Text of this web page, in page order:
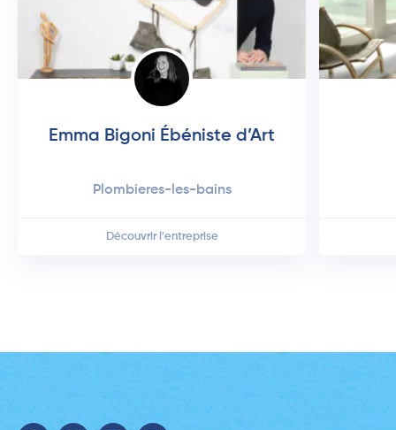
Emma Bigoni Ébéniste d’Art
plombieres-les-bains
Découvrir l'entreprise